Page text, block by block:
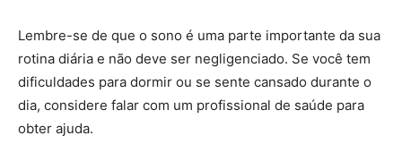
Lembre-se de que o sono é uma parte importante da sua
rotina diária e não deve ser negligenciado. Se você tem
dificuldades para dormir ou se sente cansado durante o
dia, considere falar com um profissional de saúde para
obter ajuda.